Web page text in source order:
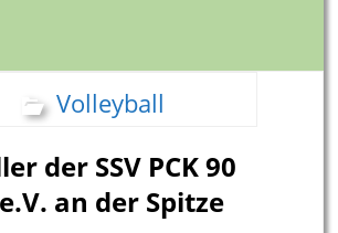
Volleyball
der SSV PCK 90
an der Spitze